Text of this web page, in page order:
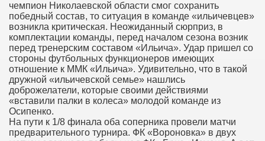
чемпион Николаевской области смог сохранить
победный состав, то ситуация в команде «ильичевцев»
возникла критическая. Неожиданный сюрприз, в
комплектации команды, перед началом сезона возник
перед тренерским составом «Ильича». Удар пришел со
стороны футбольных функционеров имеющих
отношение к ММК «Ильича». Удивительно, что в такой
дружной «ильичевской семье» нашлись
доброжелатели, которые своими действиями
«вставили палки в колеса» молодой команде из
Осипенко.
На пути к 1/8 финала оба соперника провели матчи
предварительного турнира. ФК «Вороновка» в двух